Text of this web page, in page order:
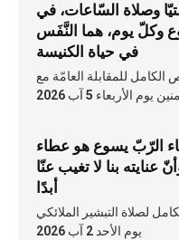
وصلاة السّاعات، في
وكلّ يوم، هما النَّفَس
في حياة الكنيسة
الكامل للمقابلة العامّة مع
يوم الأربعاء 5 آب 2026
الرّبّ يسوع هو عطاء
عنايته بنا لا تغيب عنّا
أبدًا
لصلاة التبشير الملائكي
يوم الأحد 2 آب 2026